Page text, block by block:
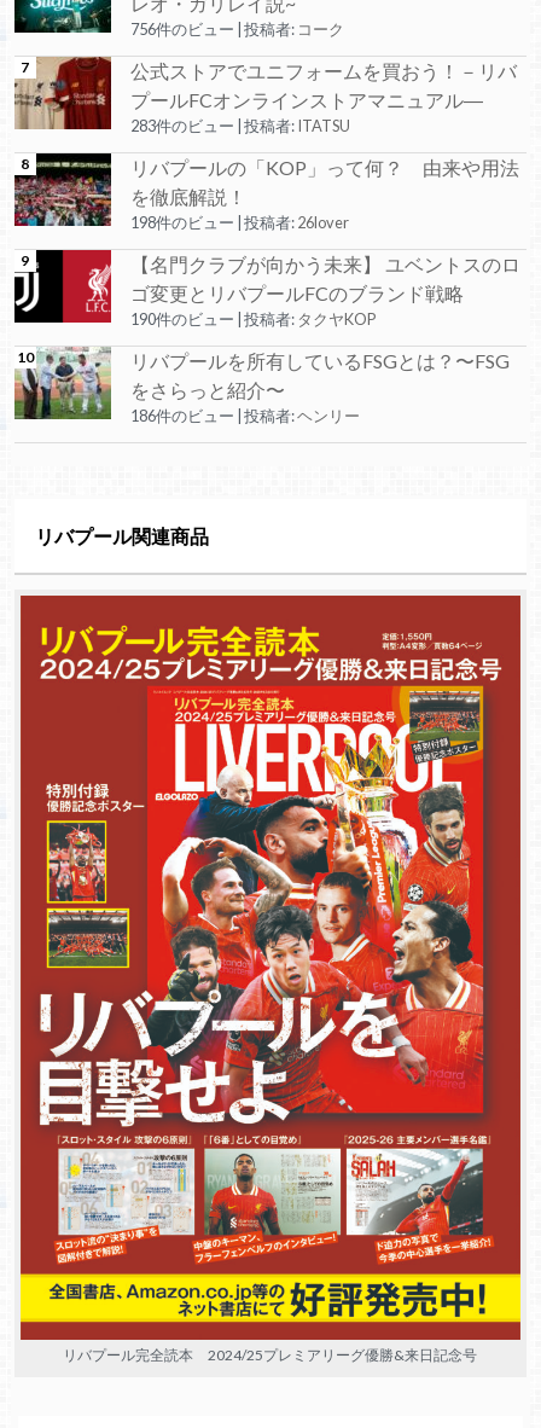
756件のビュー 投稿者: コーク
公式ストアでユニフォームを買おう！－リバ
プールFCオンラインストアマニュアル―
283件のビュー 投稿者:ITATSU
リバプールの「KOP」って何？ 由来や用法
を徹底解説！
198件のビュー 投稿者:26lover
【名門クラブが向かう未来】 ユベントスのロ
ゴ変更とリバプールFCのブランド戦略
190件のビュー 投稿者: タクヤKOP
リバプールを所有しているFSGとは？〜FSG
をさらっと紹介〜
186件のビュー 投稿者:ヘンリー
リバプール関連商品
リバプール完全読本 2024/25プレミアリーグ優勝&来日記念号